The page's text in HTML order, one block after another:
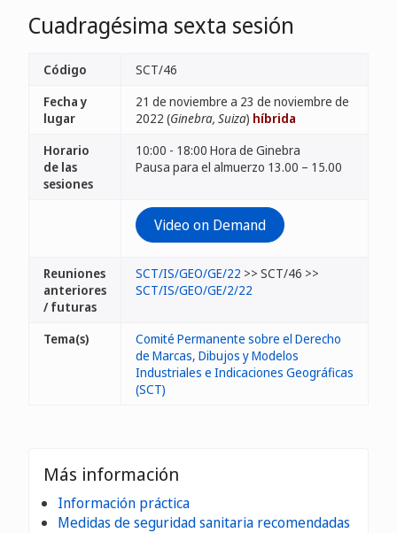
Cuadragésima sexta sesión
Código
SCT/46
Fecha y
lugar
21 de noviembre a 23 de noviembre de
2022 (Ginebra, Suiza) híbrida
Horario
de las
sesiones
10:00 - 18:00 Hora de Ginebra
Pausa para el almuerzo 13.00 – 15.00
Video on Demand
Reuniones
anteriores
/ futuras
SCT/IS/GEO/GE/22 >> SCT/46 >>
SCT/IS/GEO/GE/2/22
Tema(s)
Comité Permanente sobre el Derecho
de Marcas, Dibujos y Modelos
Industriales e Indicaciones Geográficas
(SCT)
Más información
Información práctica
Medidas de seguridad sanitaria recomendadas